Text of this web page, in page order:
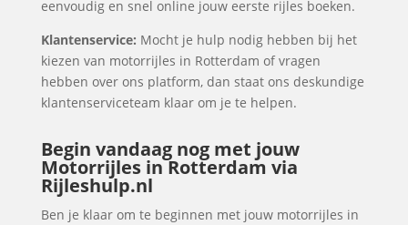
eenvoudig en snel online jouw eerste rijles boeken.
Klantenservice: Mocht je hulp nodig hebben bij het
kiezen van motorrijles in Rotterdam of vragen
hebben over ons platform, dan staat ons deskundige
klantenserviceteam klaar om je te helpen.
Begin vandaag nog met jouw
Motorrijles in Rotterdam via
Rijleshulp.nl
Ben je klaar om te beginnen met jouw motorrijles in